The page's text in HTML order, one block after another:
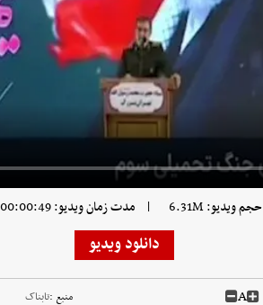
حجم ویدیو: 6.31M | مدت زمان ویدیو: 00:00:49
دانلود ویدیو
A منبع :تابناک